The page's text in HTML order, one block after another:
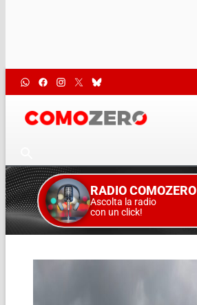
RADIO COMOZERO
Ascolta la radio
con un click!